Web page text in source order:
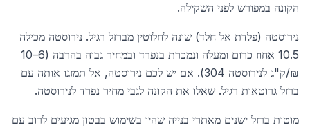
הקונה במפורש לפני השקילה.
נירוסטה (פלדת אל חלד) שונה לחלוטין מברזל רגיל. נירוסטה מכילה
10.5 אחוז כרום ומעלה ונמכרת בנפרד ובמחיר גבוה בהרבה (6–10
₪/ק"ג לנירוסטה 304). אם יש לכם נירוסטה, אל תמזגו אותה עם
ברזל גרוטאות רגיל. שאלו את הקונה לגבי מחיר נפרד לנירוסטה.
מוטות ברזל ישנים מאתרי בנייה שהיו בשימוש בבטון מגיעים לרוב עם